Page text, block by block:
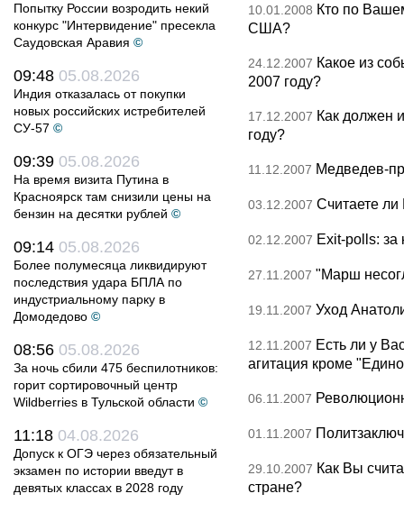
Попытку России возродить некий
конкурс "Интервидение" пресекла
Саудовская Аравия ©
09:48 05.08.2026
Индия отказалась от покупки
новых российских истребителей
СУ-57 ©
09:39 05.08.2026
На время визита Путина в
Красноярск там снизили цены на
бензин на десятки рублей ©
09:14 05.08.2026
Более полумесяца ликвидируют
последствия удара БПЛА по
индустриальному парку в
Домодедово ©
08:56 05.08.2026
За ночь сбили 475 беспилотников:
горит сортировочный центр
Wildberries в Тульской области ©
11:18 04.08.2026
Допуск к ОГЭ через обязательный
экзамен по истории введут в
девятых классах в 2028 году
10.01.2008 Кто по
США?
24.12.2007 Какое из
2007 году?
17.12.2007 Как должен
году?
11.12.2007 Медведев-
03.12.2007 Считаете
02.12.2007 Exit-polls: за
27.11.2007 "Марш
19.11.2007 Уход
12.11.2007 Есть ли у
агитация кроме
06.11.2007
01.11.2007
29.10.2007 Как Вы
стране?